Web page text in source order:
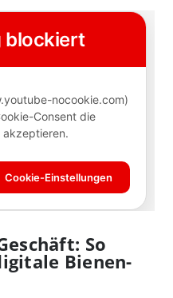
So
Bienen-